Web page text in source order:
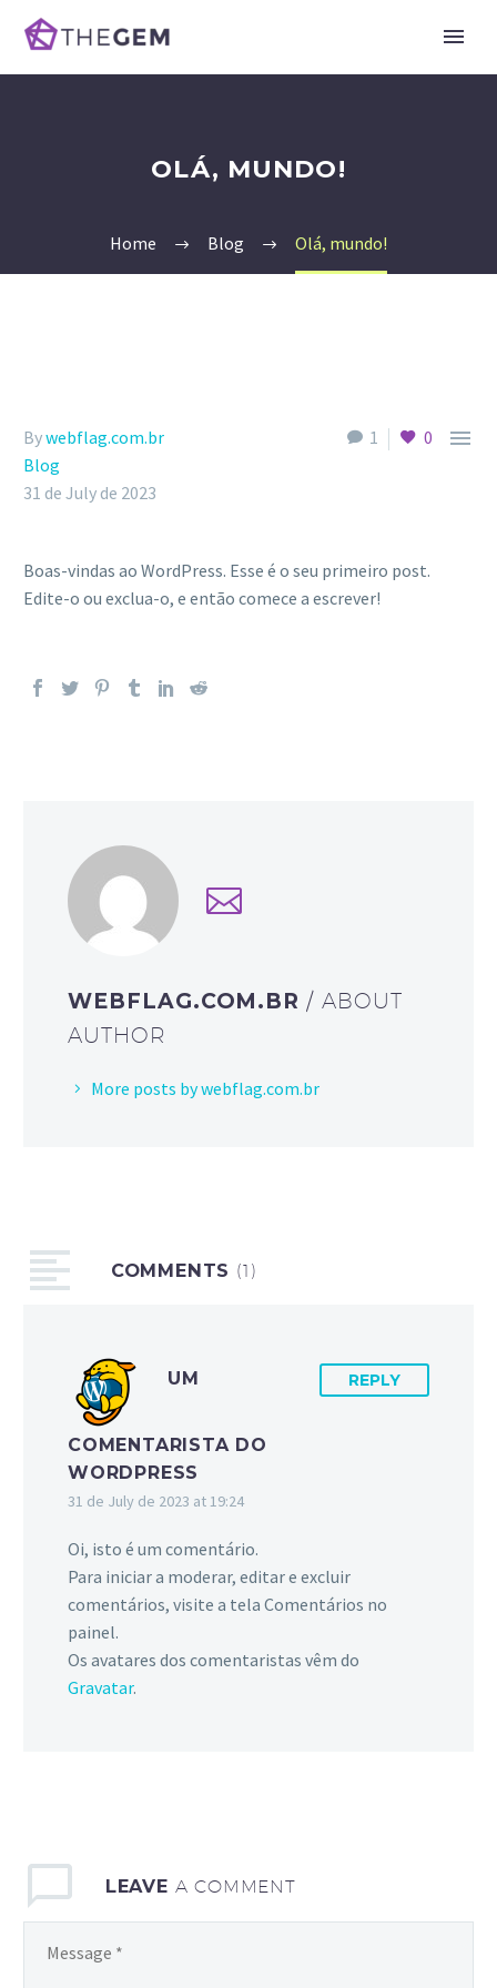
OLÁ, MUNDO!
Home Blog Olá, mundo!
1 0 
Bywebflag.com.br
Blog
31 de July de 2023
Boas-vindas ao WordPress. Esse é o seu primeiro post.
Edite-o ou exclua-o, e então comece a escrever!
WEBFLAG.COM.BR/ ABOUT
AUTHOR
More posts by webflag.com.br
COMMENTS (1)
UM
COMENTARISTA DO
WORDPRESS
31 de July de 2023 at 19:24
REPLY
Oi, isto é um comentário.
Para iniciar a moderar, editar e excluir
comentários, visite a tela Comentários no
painel.
Os avatares dos comentaristas vêm do
Gravatar.
LEAVE A COMMENT